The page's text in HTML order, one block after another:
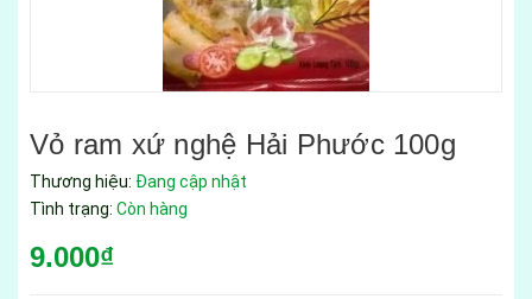
Vỏ ram xứ nghệ Hải Phước 100g
Thương hiệu: Đang cập nhật
Tình trạng: Còn hàng
9.000₫